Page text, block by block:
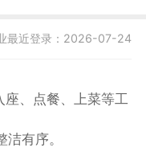
最近登录：2026-07-24
座、点餐、上菜等工
有序。